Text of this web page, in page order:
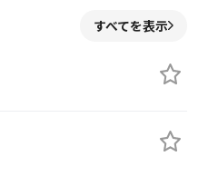
すべてを表示